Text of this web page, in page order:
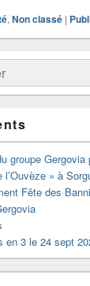
, Non classé |
groupe
» à
Fête des
en 3 le 24 sept